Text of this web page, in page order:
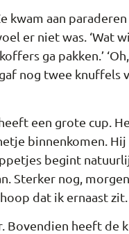
kwam aan
er niet was. ‘Wat
ga pakken.’
nog twee knuffels
een grote cup.
binnenkomen.
begint
Sterker nog,
dat ik ernaast zit.
Bovendien heeft de